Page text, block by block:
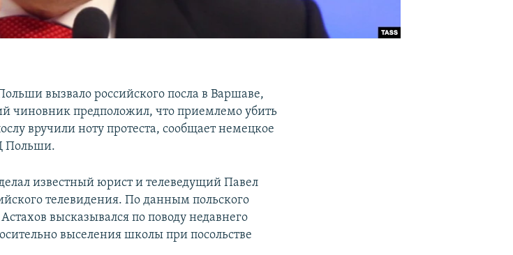
вызвало российского посла в Варшаве,
чиновник предположил, что приемлемо убить
вручили ноту протеста, сообщает немецкое
Польши.
известный юрист и телеведущий Павел
телевидения. По данным польского
высказывался по поводу недавнего
выселения школы при посольстве